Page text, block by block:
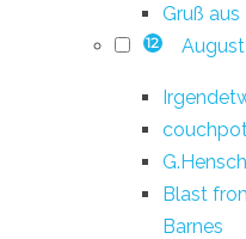
Gruß aus
12
Blast
Barnes